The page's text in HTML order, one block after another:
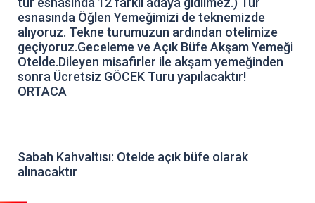
esnasında Öğlen Yemeğimizi de teknemizde
alıyoruz. Tekne turumuzun ardından otelimize
geçiyoruz.Geceleme ve Açık Büfe Akşam Yemeği
Otelde.Dileyen misafirler ile akşam yemeğinden
sonra Ücretsiz GÖCEK Turu yapılacaktır!
ORTACA
Sabah Kahvaltısı: Otelde açık büfe olarak
alınacaktır